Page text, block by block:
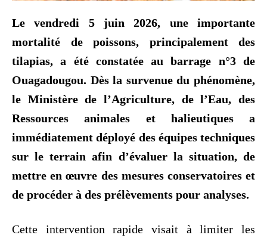
Le vendredi 5 juin 2026, une importante
mortalité de poissons, principalement des
tilapias, a été constatée au barrage n°3 de
Ouagadougou. Dès la survenue du phénomène,
le Ministère de l’Agriculture, de l’Eau, des
Ressources animales et halieutiques a
immédiatement déployé des équipes techniques
sur le terrain afin d’évaluer la situation, de
mettre en œuvre des mesures conservatoires et
de procéder à des prélèvements pour analyses.
Cette intervention rapide visait à limiter les